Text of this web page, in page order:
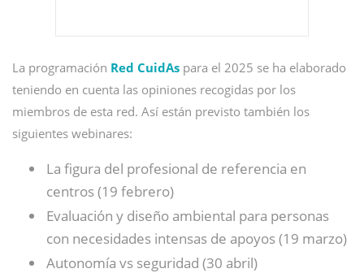
La programación Red CuidAs para el 2025 se ha elaborado
teniendo en cuenta las opiniones recogidas por los
miembros de esta red. Así están previsto también los
siguientes webinares:
La figura del profesional de referencia en
centros (19 febrero)
Evaluación y diseño ambiental para personas
con necesidades intensas de apoyos (19 marzo)
Autonomía vs seguridad (30 abril)